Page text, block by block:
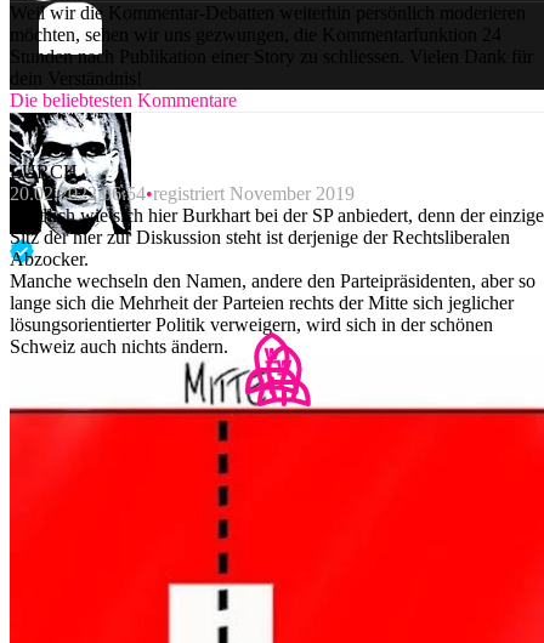
Weil wir die Kommentar-Debatten weiterhin persönlich moderieren
möchten, sehen wir uns gezwungen, die Kommentarfunktion 24
Stunden nach Publikation einer Story zu schliessen. Vielen Dank für
dein Verständnis!
Die beliebtesten Kommentare
LURCH
20.02.2022 06:54 registriert November 2019
Niedlich wie sich hier Burkhart bei der SP anbiedert, denn der einzige
Sitz der hier zur Diskussion steht ist derjenige der Rechtsliberalen
Abzocker.
Manche wechseln den Namen, andere den Parteipräsidenten, aber so
lange sich die Mehrheit der Parteien rechts der Mitte sich jeglicher
lösungsorientierter Politik verweigern, wird sich in der schönen
Schweiz auch nichts ändern.